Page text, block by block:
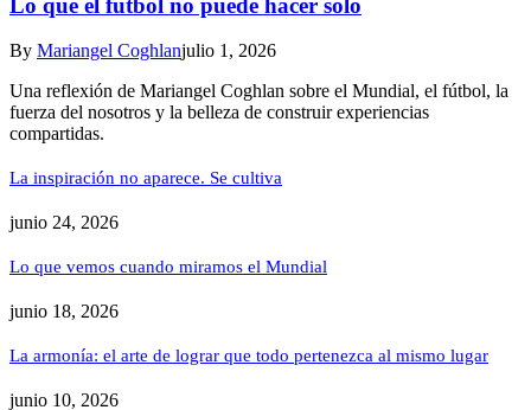
By Mariangel Coghlanjulio 1, 2026
Una reflexión de Mariangel Coghlan sobre el Mundial, el fútbol, la
fuerza del nosotros y la belleza de construir experiencias
compartidas.
La inspiración no aparece. Se cultiva
junio 24, 2026
Lo que vemos cuando miramos el Mundial
junio 18, 2026
La armonía: el arte de lograr que todo pertenezca al mismo lugar
junio 10, 2026